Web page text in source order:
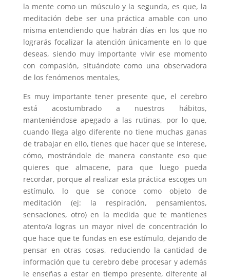
la mente como un músculo y la segunda, es que, la
meditación debe ser una práctica amable con uno
misma entendiendo que habrán días en los que no
lograrás focalizar la atención únicamente en lo que
deseas, siendo muy importante vivir ese momento
con compasión, situándote como una observadora
de los fenómenos mentales,
Es muy importante tener presente que, el cerebro
está acostumbrado a nuestros hábitos,
manteniéndose apegado a las rutinas, por lo que,
cuando llega algo diferente no tiene muchas ganas
de trabajar en ello, tienes que hacer que se interese,
cómo, mostrándole de manera constante eso que
quieres que almacene, para que luego pueda
recordar, porque al realizar esta práctica escoges un
estímulo, lo que se conoce como objeto de
meditación (ej: la respiración, pensamientos,
sensaciones, otro) en la medida que te mantienes
atento/a logras un mayor nivel de concentración lo
que hace que te fundas en ese estímulo, dejando de
pensar en otras cosas, reduciendo la cantidad de
información que tu cerebro debe procesar y además
le enseñas a estar en tiempo presente, diferente al